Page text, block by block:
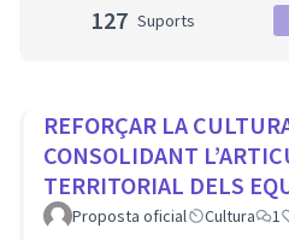
127 Suports
REFORÇAR LA
CONSOLIDANT
TERRITORIAL DELS
CULTURALS I ELS
Proposta oficial Cultura 1